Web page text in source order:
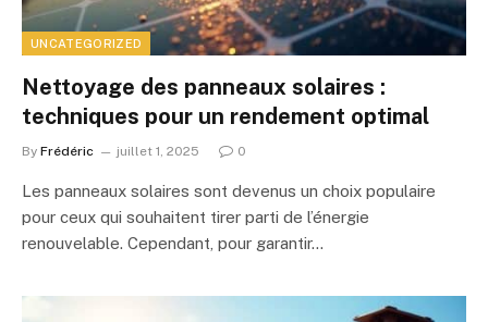
UNCATEGORIZED
Nettoyage des panneaux solaires :
techniques pour un rendement optimal
By Frédéric juillet 1, 2025 0
Les panneaux solaires sont devenus un choix populaire
pour ceux qui souhaitent tirer parti de l’énergie
renouvelable. Cependant, pour garantir…